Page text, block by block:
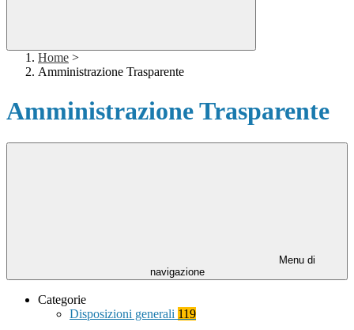
Home >
Amministrazione Trasparente
Amministrazione Trasparente
Menu di
navigazione
Categorie
Disposizioni generali 119